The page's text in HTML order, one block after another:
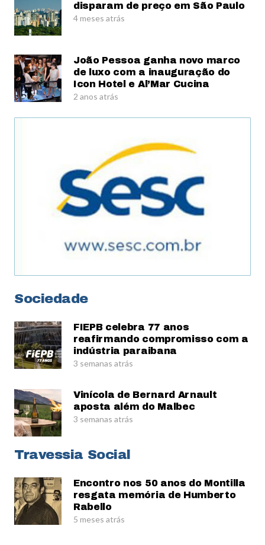
disparam de preço em São Paulo
4 meses atrás
João Pessoa ganha novo marco
de luxo com a inauguração do
Icon Hotel e Al’Mar Cucina
2 anos atrás
Sociedade
FIEPB celebra 77 anos
reafirmando compromisso com a
indústria paraibana
3 semanas atrás
Vinícola de Bernard Arnault
aposta além do Malbec
3 semanas atrás
Travessia Social
Encontro nos 50 anos do Montilla
resgata memória de Humberto
Rabello
5 meses atrás